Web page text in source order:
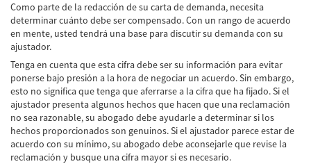
Accidente de Bicicleta
Accidentes de Camiones
Accidentes de Limusina
Accidentes de Motocicleta
Accidentes Peatonales
Como parte de la redacción de su carta de demanda, necesita
determinar cuánto debe ser compensado. Con un rango de acuerdo
en mente, usted tendrá una base para discutir su demanda con su
ajustador.
Tenga en cuenta que esta cifra debe ser su información para evitar
ponerse bajo presión a la hora de negociar un acuerdo. Sin embargo,
esto no significa que tenga que aferrarse a la cifra que ha fijado. Si el
ajustador presenta algunos hechos que hacen que una reclamación
no sea razonable, su abogado debe ayudarle a determinar si los
hechos proporcionados son genuinos. Si el ajustador parece estar de
acuerdo con su mínimo, su abogado debe aconsejarle que revise la
reclamación y busque una cifra mayor si es necesario.